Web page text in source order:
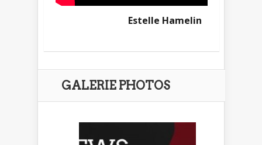
Estelle Hamelin
GALERIE PHOTOS